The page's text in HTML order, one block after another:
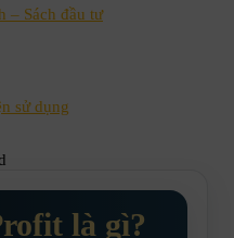
– Sách đầu tư
sử dụng
là gì?